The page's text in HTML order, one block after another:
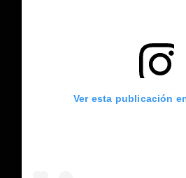
Ver esta publicación